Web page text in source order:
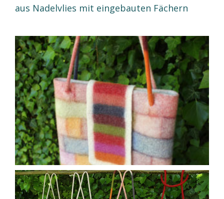
aus Nadelvlies mit eingebauten Fächern